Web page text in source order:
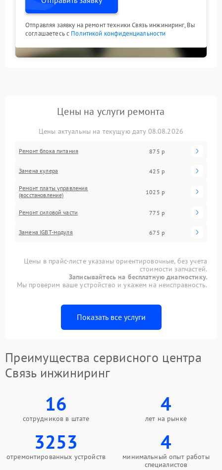
Отправляя заявку на ремонт техники Связь инжиниринг, Вы
соглашаетесь с Политикой конфиденциальности
Цены на услуги ремонта
Цены актуальны на текущую дату 08.08.2026
Ремонт блока питания 875 р
Замена кулера 425 р
Ремонт платы управления
(восстановление)
1025 р
Ремонт силовой части 775 р
Замена IGBT-модуля 675 р
Цены в прайс-листе указаны ориентировочные, без учета
стоимости запчастей.
Записывайтесь на бесплатную диагностику.
Мы проверим ваше устройство и укажем на неисправность.
Показать все услуги
Преимущества сервисного центра
Связь инжиниринг
16
сотрудников в штате
4
лет на рынке
3253
отремонтированных устройств
4
минимальный опыт работы
специалистов